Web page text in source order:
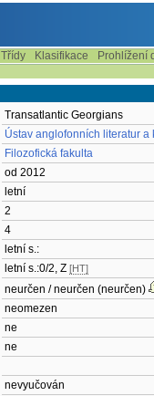
Třídy Klasifikace
Prohlížení
Transatlantic Georgians
Ústav anglofonních literatur a
Filozofická fakulta
od 2012
letní
2
4
letní s.:
letní s.:0/2, Z [HT]
neurčen / neurčen (neurčen)
neomezen
ne
ne
nevyučován